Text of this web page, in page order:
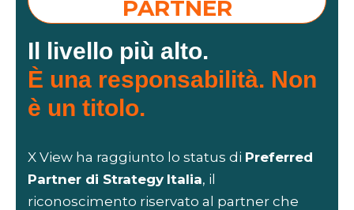
PARTNER
Il livello più alto.
È una responsabilità. Non
è un titolo.
X View ha raggiunto lo status di Preferred
Partner di Strategy Italia, il
riconoscimento riservato al partner che